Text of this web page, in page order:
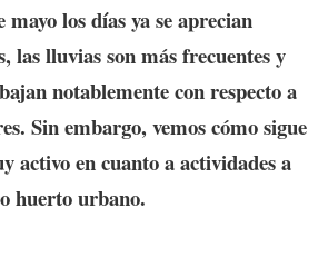
los días ya se aprecian
las lluvias son más frecuentes y
notablemente con respecto a
Sin embargo, vemos cómo sigue
activo en cuanto a actividades a
huerto urbano.